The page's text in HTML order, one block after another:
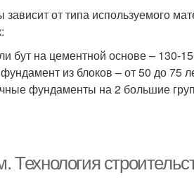
от типа используемого
бут на цементной основе – 130-
из блоков – от 50 до 75
фундаменты на 2 большие